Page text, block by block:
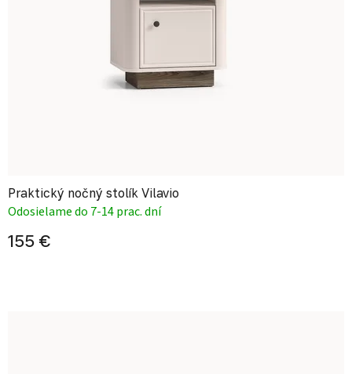
Praktický nočný stolík Vilavio
Odosielame do 7-14 prac. dní
155 €